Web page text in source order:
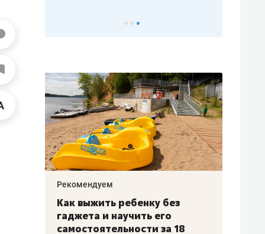
–
Рекомендуем
Как выжить ребенку без
гаджета и научить его
самостоятельности за 18